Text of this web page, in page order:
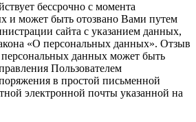
бессрочно с момента
и может быть отозвано Вами путем
сайта с указанием данных,
«О персональных данных». Отзыв
персональных данных может быть
Пользователем
в простой письменной
электронной почты указанной на